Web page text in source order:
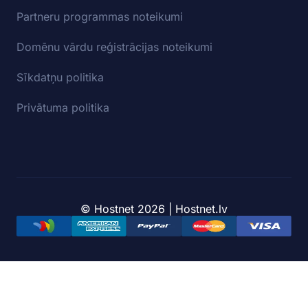
Partneru programmas noteikumi
Domēnu vārdu reģistrācijas noteikumi
Sīkdatņu politika
Privātuma politika
© Hostnet 2026 | Hostnet.lv